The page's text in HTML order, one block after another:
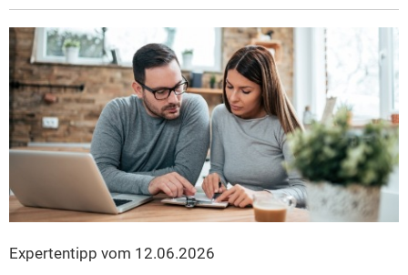
Expertentipp vom 12.06.2026